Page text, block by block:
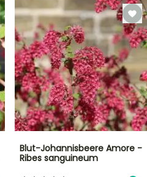
Blut-Johannisbeere Amore -
Ribes sanguineum